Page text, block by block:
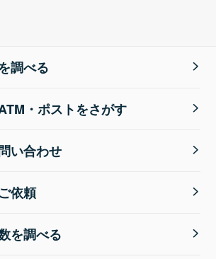
調べる
・ポストをさがす
い合わせ
依頼
を調べる